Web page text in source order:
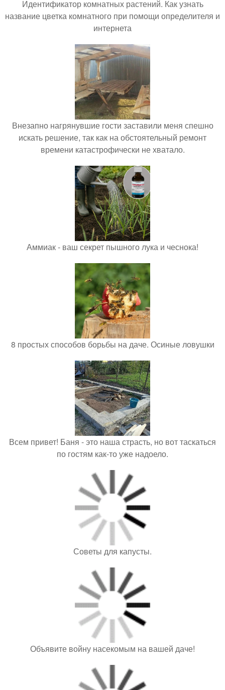
Идентификатор комнатных растений. Как узнать
название цветка комнатного при помощи определителя и
интернета
Внезапно нагрянувшие гости заставили меня спешно
искать решение, так как на обстоятельный ремонт
времени катастрофически не хватало.
Аммиак - ваш секрет пышного лука и чеснока!
8 простых способов борьбы на даче. Осиные ловушки
Всем привет! Баня - это наша страсть, но вот таскаться
по гостям как-то уже надоело.
Советы для капусты.
Объявите войну насекомым на вашей даче!